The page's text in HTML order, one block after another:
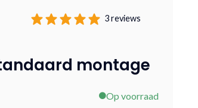
3 reviews
montage
Op voorraad